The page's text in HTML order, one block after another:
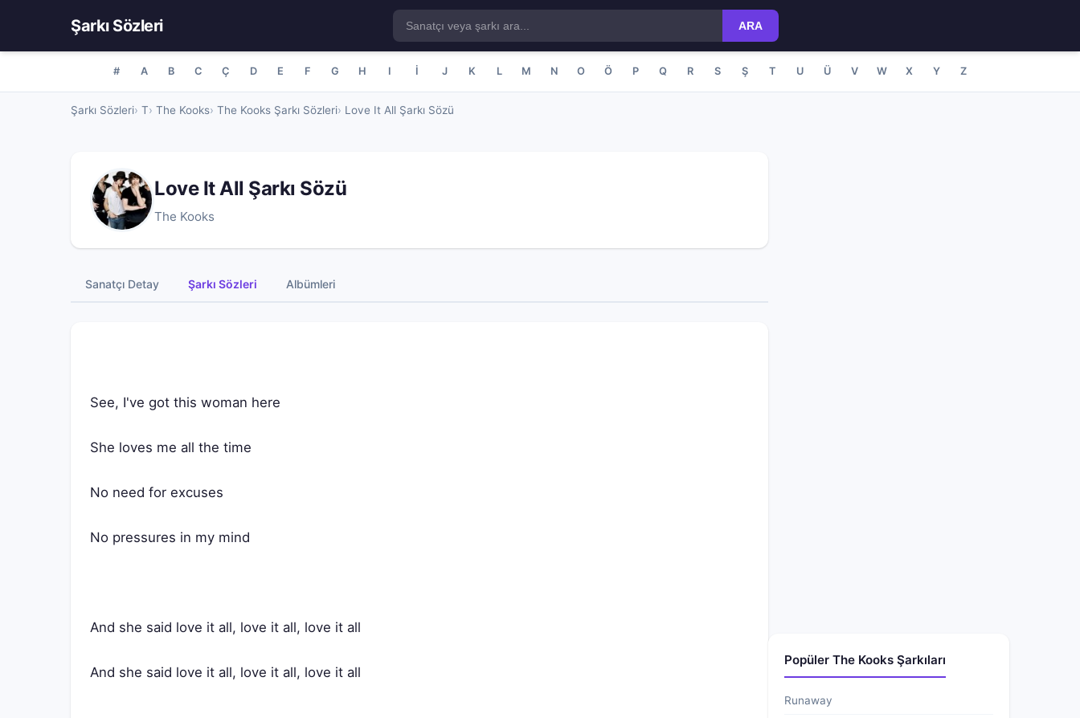
Şarkı Sözleri ARA
# A B C Ç D E F G H I İ J K L M N O Ö P Q R S Ş T U Ü V W X Y Z
Şarkı Sözleri T The Kooks The Kooks Şarkı Sözleri Love It All Şarkı Sözü
Love It All Şarkı Sözü
The Kooks
Sanatçı Detay Şarkı Sözleri Albümleri
See, I've got this woman here
She loves me all the time
No need for excuses
No pressures in my mind
And she said love it all, love it all, love it all
And she said love it all, love it all, love it all
Popüler The Kooks Şarkıları
Runaway